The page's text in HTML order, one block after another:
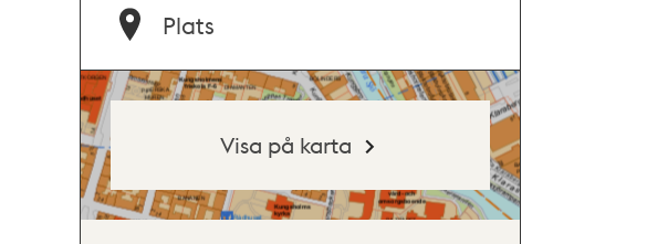
Plats
Visa på karta